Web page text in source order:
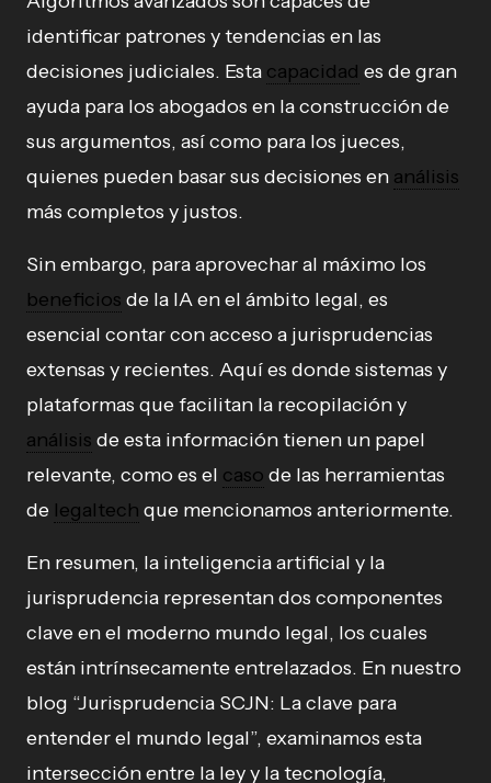
identificar patrones y tendencias en las
decisiones judiciales. Esta capacidad es de gran
ayuda para los abogados en la construcción de
sus argumentos, así como para los jueces,
quienes pueden basar sus decisiones en análisis
más completos y justos.
Sin embargo, para aprovechar al máximo los
beneficios de la IA en el ámbito legal, es
esencial contar con acceso a jurisprudencias
extensas y recientes. Aquí es donde sistemas y
plataformas que facilitan la recopilación y
análisis de esta información tienen un papel
relevante, como es el caso de las herramientas
de legaltech que mencionamos anteriormente.
En resumen, la inteligencia artificial y la
jurisprudencia representan dos componentes
clave en el moderno mundo legal, los cuales
están intrínsecamente entrelazados. En nuestro
blog “Jurisprudencia SCJN: La clave para
entender el mundo legal”, examinamos esta
intersección entre la ley y la tecnología,